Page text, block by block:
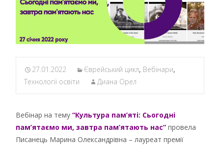
27.01.2022 Єврейський цикл, Вебінари,
Технології освіти
Диана Орел
Вебінар на тему “Культура пам’яті: Сьогодні
пам’ятаємо ми, завтра пам’ятають нас” провела
Писанець Марина Олександрівна – лауреат премії